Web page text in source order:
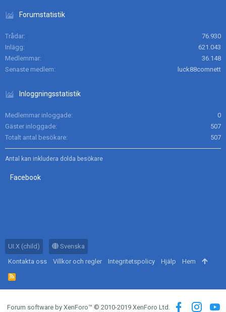
Forumstatistik
Trådar
76.930
Inlägg
621.043
Medlemmar
36.148
Senaste medlem
luck88comnett
Inloggningsstatistik
Medlemmar inloggade
0
Gäster inloggade
507
Totalt antal besökare
507
Antal kan inkludera dolda besökare
Facebook
UI.X (child)
Svenska
Kontakta oss
Villkor och regler Integritetspolicy Hjälp Hem
R
S
S
Forum software by XenForo™ © 2010-2019 XenForo Ltd.